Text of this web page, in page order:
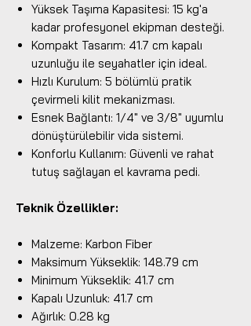
Yüksek Taşıma Kapasitesi: 15 kg'a
kadar profesyonel ekipman desteği.
Kompakt Tasarım: 41.7 cm kapalı
uzunluğu ile seyahatler için ideal.
Hızlı Kurulum: 5 bölümlü pratik
çevirmeli kilit mekanizması.
Esnek Bağlantı: 1/4" ve 3/8" uyumlu
dönüştürülebilir vida sistemi.
Konforlu Kullanım: Güvenli ve rahat
tutuş sağlayan el kavrama pedi.
Teknik Özellikler:
Malzeme: Karbon Fiber
Maksimum Yükseklik: 148.79 cm
Minimum Yükseklik: 41.7 cm
Kapalı Uzunluk: 41.7 cm
Ağırlık: 0.28 kg